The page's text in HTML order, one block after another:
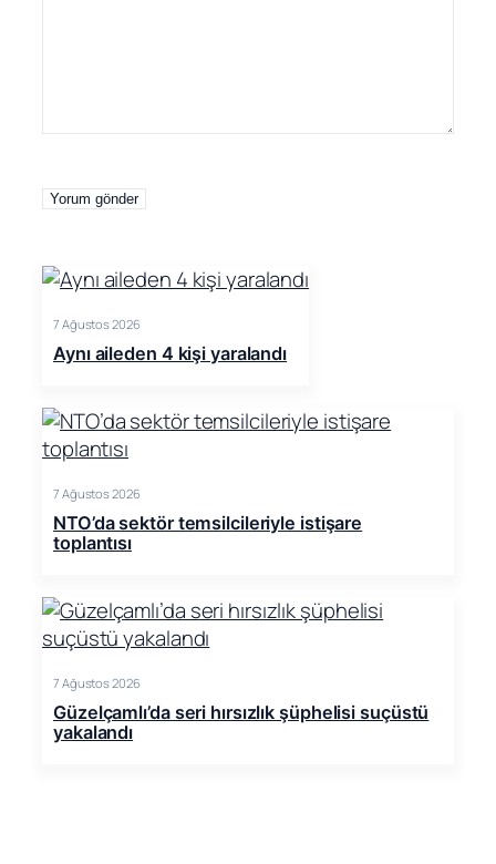
7 Ağustos 2026
Aynı aileden 4 kişi yaralandı
7 Ağustos 2026
NTO’da sektör temsilcileriyle istişare
toplantısı
7 Ağustos 2026
Güzelçamlı’da seri hırsızlık şüphelisi suçüstü
yakalandı